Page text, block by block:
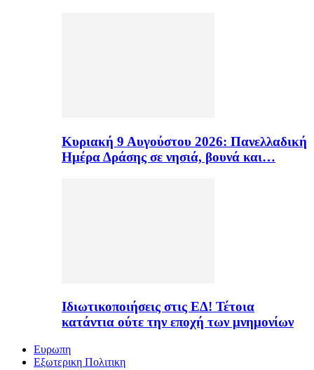
Κυριακή 9 Αυγούστου 2026: Πανελλαδική
Ημέρα Δράσης σε νησιά, βουνά και…
Ιδιωτικοποιήσεις στις ΕΔ! Τέτοια
κατάντια ούτε την εποχή των μνημονίων
Ευρωπη
Εξωτερικη Πολιτικη